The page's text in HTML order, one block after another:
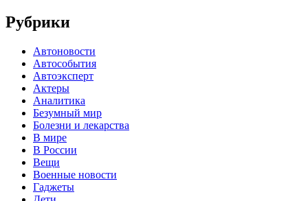
Рубрики
Автоновости
Автособытия
Автоэксперт
Актеры
Аналитика
Безумный мир
Болезни и лекарства
В мире
В России
Вещи
Военные новости
Гаджеты